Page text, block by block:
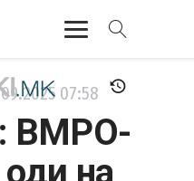
07:58
ВМРО-
на